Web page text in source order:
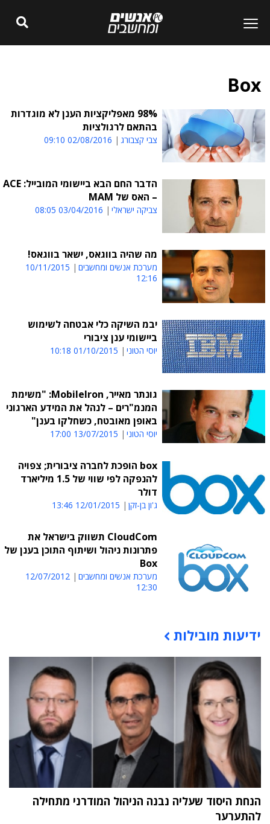
Box
98% מאפליקציות הענן לא מוגדרות
בהתאם לרגולציות
צבי קצבורג 02/08/2016 09:10
הדבר החם הבא ביישומי המובייל: ACE
– האס של MAM
צביקה ישראלי 03/04/2016 08:05
מה שהיה בווגאס, ישאר בווגאס!
מערכת אנשים ומחשבים
10/11/2015
12:16
יבמ השיקה כלי אבטחה לשימוש
ביישומי ענן ציבורי
יוסי הטוני 01/10/2015 10:18
גונתר מאייר, MobileIron: "משימת
המנמ"רים – לנהל את המידע הארגוני
באופן מאובטח, כשחלקו בענן"
יוסי הטוני 13/07/2015 17:00
box הופכת לחברה ציבורית; צפויה
להנפקה לפי שווי של 1.5 מיליארד
דולר
ג'ון בן-זקן 12/01/2015 13:46
CloudCom תשווק בישראל את
פתרונות ניהול ושיתוף התוכן בענן של
Box
מערכת אנשים ומחשבים
12/07/2012
12:30
תוכן פרסומי
ידיעות מובילות
הנחת היסוד שעליה נבנה הניהול המודרני מתחילה
להתערער